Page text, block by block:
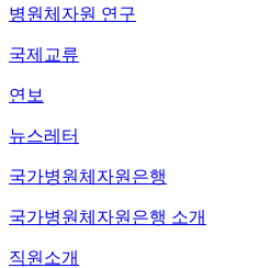
병원체자원 연구
국제교류
연보
뉴스레터
국가병원체자원은행
국가병원체자원은행 소개
직원소개